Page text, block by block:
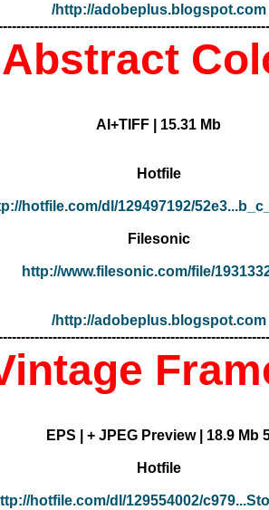
http://adobeplus.blogspot.com/
AI+TIFF | 15.31 Mb
Hotfile
hotfile.com/dl/129497192/
Filesonic
http://www.filesonic.com/file/
http://adobeplus.blogspot.com/
5 EPS | + JPEG
Hotfile
hotfile.com/dl/129554002/